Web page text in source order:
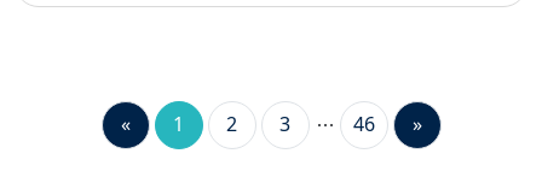
« 1 2 3 46 »